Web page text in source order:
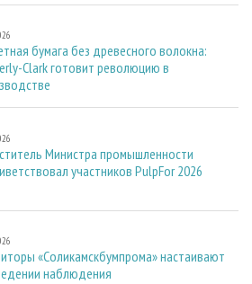
бумага без древесного волокна:
Clark готовит революцию в
Министра промышленности
участников PulpFor 2026
«Соликамскбумпрома» настаивают
наблюдения